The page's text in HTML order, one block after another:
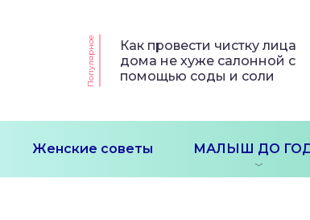
Популярное
Как провести чистку лица
дома не хуже салонной с
помощью соды и соли
Женские советы МАЛЫШ ДО